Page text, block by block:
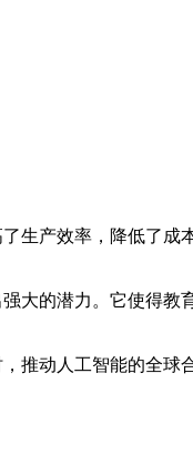
生产效率，降低了成
大的潜力。它使得教
推动人工智能的全球